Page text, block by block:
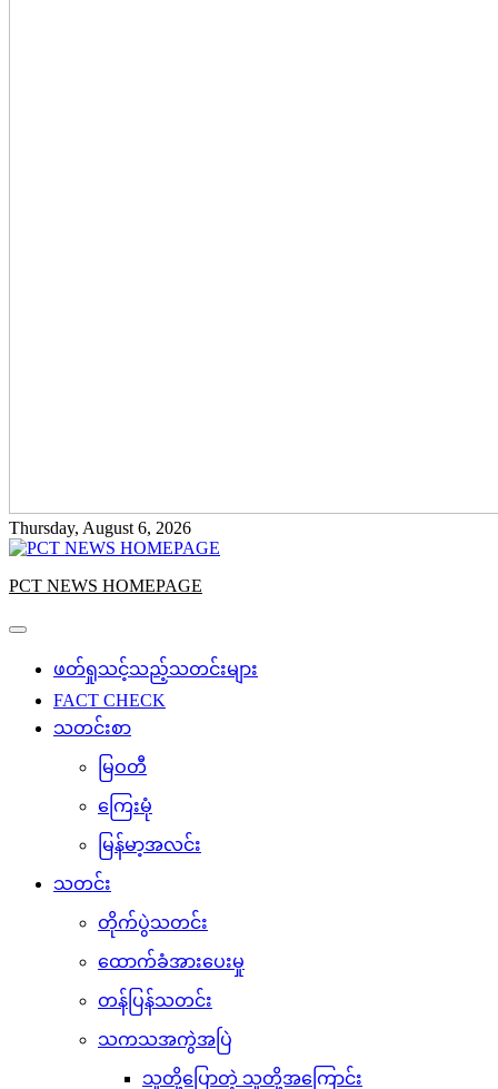
Thursday, August 6, 2026
PCT NEWS HOMEPAGE
ဖတ်ရှုသင့်သည့်သတင်းများ
FACT CHECK
သတင်းစာ
မြဝတီ
ကြေးမုံ
မြန်မာ့အလင်း
သတင်း
တိုက်ပွဲသတင်း
ထောက်ခံအားပေးမှု
တန်ပြန်သတင်း
သကသအကွဲအပြဲ
သူတို့ပြောတဲ့ သူတို့အကြောင်း